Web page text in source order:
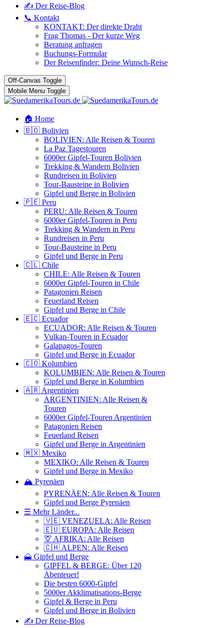
✍️ Der Reise-Blog
📞 Kontakt
KONTAKT: Der direkte Draht
Frag Thomas - Der kurze Weg
Beratung anfragen
Buchungs-Formular
Der Reisenfinder: Deine Wunsch-Reise
Off-Canvas Toggle
Mobile Menu Toggle
🏠 Home
🇧🇴 Bolivien
BOLIVIEN: Alle Reisen & Touren
La Paz Tagestouren
6000er Gipfel-Touren Bolivien
Trekking & Wandern Bolivien
Rundreisen in Bolivien
Tour-Bausteine in Bolivien
Gipfel und Berge in Bolivien
🇵🇪 Peru
PERU: Alle Reisen & Touren
6000er Gipfel-Touren in Peru
Trekking & Wandern in Peru
Rundreisen in Peru
Tour-Bausteine in Peru
Gipfel und Berge in Peru
🇨🇱 Chile
CHILE: Alle Reisen & Touren
6000er Gipfel-Touren in Chile
Patagonien Reisen
Feuerland Reisen
Gipfel und Berge in Chile
🇪🇨 Ecuador
ECUADOR: Alle Reisen & Touren
Vulkan-Touren in Ecuador
Galapagos-Touren
Gipfel und Berge in Ecuador
🇨🇴 Kolumbien
KOLUMBIEN: Alle Reisen & Touren
Gipfel und Berge in Kolumbien
🇦🇷 Argentinien
ARGENTINIEN: Alle Reisen &
Touren
6000er Gipfel-Touren Argentinien
Patagonien Reisen
Feuerland Reisen
Gipfel und Berge in Argentinien
🇲🇽 Mexiko
MEXIKO: Alle Reisen & Touren
Gipfel und Berge in Mexiko
🏔️ Pyrenäen
PYRENÄEN: Alle Reisen & Touren
Gipfel und Berge Pyrenäen
☰ Mehr Länder...
🇻🇪 VENEZUELA: Alle Reisen
🇪🇺 EUROPA: Alle Reisen
🦒 AFRIKA: Alle Reisen
🇨🇭 ALPEN: Alle Reisen
🗻 Gipfel und Berge
GIPFEL & BERGE: Über 120
Abenteuer!
Die besten 6000-Gipfel
5000er Akklimatisations-Berge
Gipfel & Berge in Peru
Gipfel und Berge in Bolivien
✍️ Der Reise-Blog